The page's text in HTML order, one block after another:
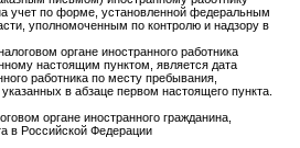
учет по форме, установленной федеральным
уполномоченным по контролю и надзору в
органе иностранного работника
настоящим пунктом, является дата
работника по месту пребывания,
в абзаце первом настоящего пункта.
органе иностранного гражданина,
в Российской Федерации